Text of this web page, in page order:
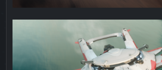
16. Februar 2025 um 19:29